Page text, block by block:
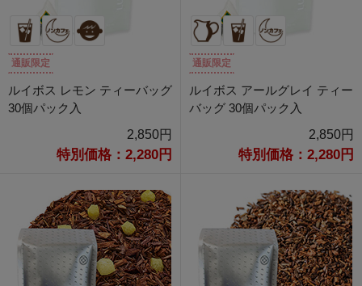
通販限定
ルイボス レモン ティーバッグ
30個パック入
2,850円
特別価格：2,280円
通販限定
ルイボス アールグレイ ティー
バッグ 30個パック入
2,850円
特別価格：2,280円